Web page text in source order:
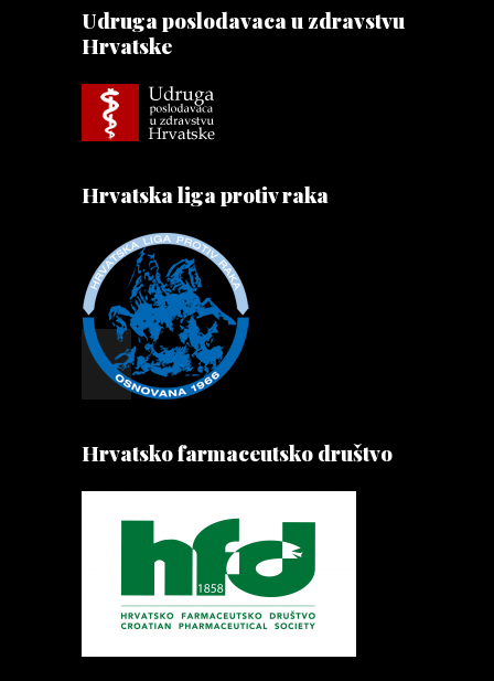
Udruga poslodavaca u zdravstvu
Hrvatske
Hrvatska liga protiv raka
Hrvatsko farmaceutsko društvo